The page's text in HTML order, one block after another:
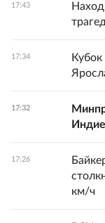
17:43
17:34
17:32
17:26
км/ч